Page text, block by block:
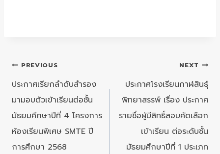
แนะแนว
เรื่อง
PREVIOUS
ประกาศเรียกลำดับสำรอง
มามอบตัวเข้าเรียนต่อชั้น
มัธยมศึกษาปีที่ 4 โครงการ
ห้องเรียนพิเศษ SMTE ปี
การศึกษา 2568
NEXT
ประกาศโรงเรียนกาฬสินธุ์
พิทยาสรรพ์ เรื่อง ประกาศ
รายชื่อผู้มีสิทธิ์สอบคัดเลือก
เข้าเรียน ต่อระดับชั้น
มัธยมศึกษาปีที่ 1 ประเภท